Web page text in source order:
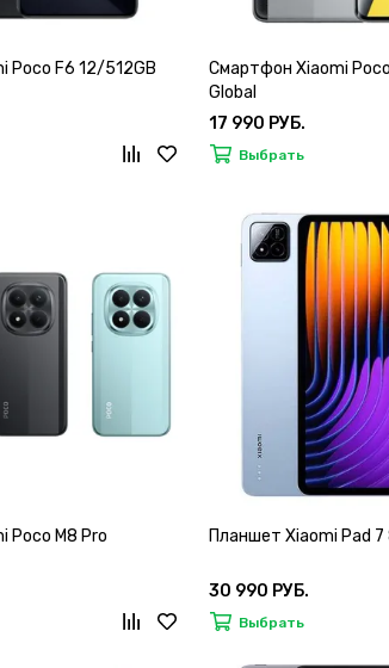
Poco F6 12/512GB
Смартфон Xiaomi
Global
17 990 РУБ.
Выбрать
Poco M8 Pro
Планшет Xiaomi Pad 7
30 990 РУБ.
Выбрать